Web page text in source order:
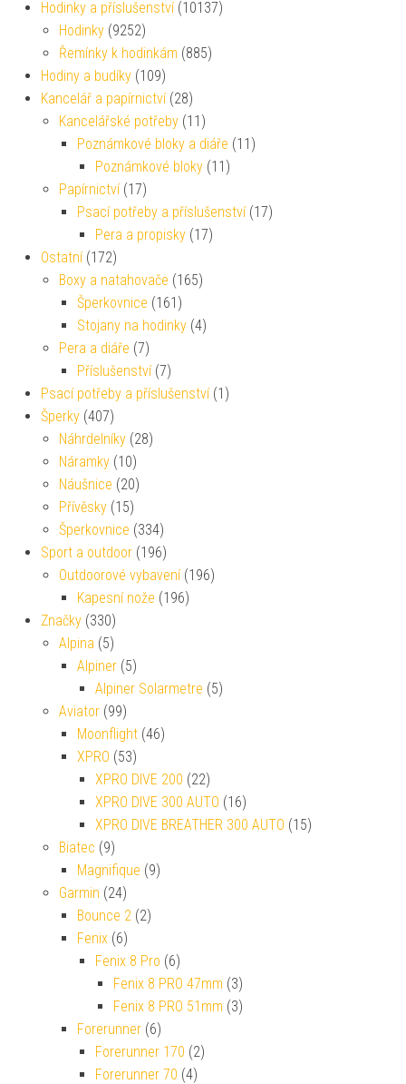
Hodinky a příslušenství (10137)
Hodinky (9252)
Řemínky k hodinkám (885)
Hodiny a budíky (109)
Kancelář a papírnictví (28)
Kancelářské potřeby (11)
Poznámkové bloky a diáře (11)
Poznámkové bloky (11)
Papírnictví (17)
Psací potřeby a příslušenství (17)
Pera a propisky (17)
Ostatní (172)
Boxy a natahovače (165)
Šperkovnice (161)
Stojany na hodinky (4)
Pera a diáře (7)
Příslušenství (7)
Psací potřeby a příslušenství (1)
Šperky (407)
Náhrdelníky (28)
Náramky (10)
Náušnice (20)
Přívěsky (15)
Šperkovnice (334)
Sport a outdoor (196)
Outdoorové vybavení (196)
Kapesní nože (196)
Značky (330)
Alpina (5)
Alpiner (5)
Alpiner Solarmetre (5)
Aviator (99)
Moonflight (46)
XPRO (53)
XPRO DIVE 200 (22)
XPRO DIVE 300 AUTO (16)
XPRO DIVE BREATHER 300 AUTO (15)
Biatec (9)
Magnifique (9)
Garmin (24)
Bounce 2 (2)
Fenix (6)
Fenix 8 Pro (6)
Fenix 8 PRO 47mm (3)
Fenix 8 PRO 51mm (3)
Forerunner (6)
Forerunner 170 (2)
Forerunner 70 (4)